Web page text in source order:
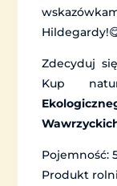
Zdecyduj
Kup
Pojemność:
Produkt